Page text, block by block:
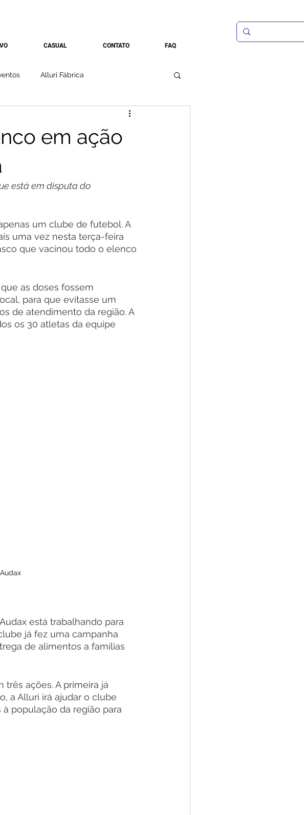
CASUAL CONTATO FAQ
Alluri Fábrica
em ação
está em disputa do
um clube de futebol. A
uma vez nesta terça-feira
que vacinou todo o elenco
as doses fossem
para que evitasse um
de atendimento da região. A
os 30 atletas da equipe
está trabalhando para
já fez uma campanha
de alimentos a famílias
ações. A primeira já
a Alluri irá ajudar o clube
população da região para